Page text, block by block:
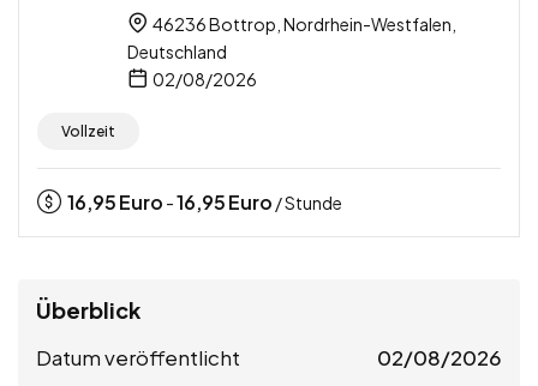
46236 Bottrop, Nordrhein-Westfalen,
Deutschland
02/08/2026
Vollzeit
16,95Euro -16,95Euro / Stunde
Überblick
Datum veröffentlicht 02/08/2026